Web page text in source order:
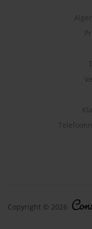
Copyright © 2026